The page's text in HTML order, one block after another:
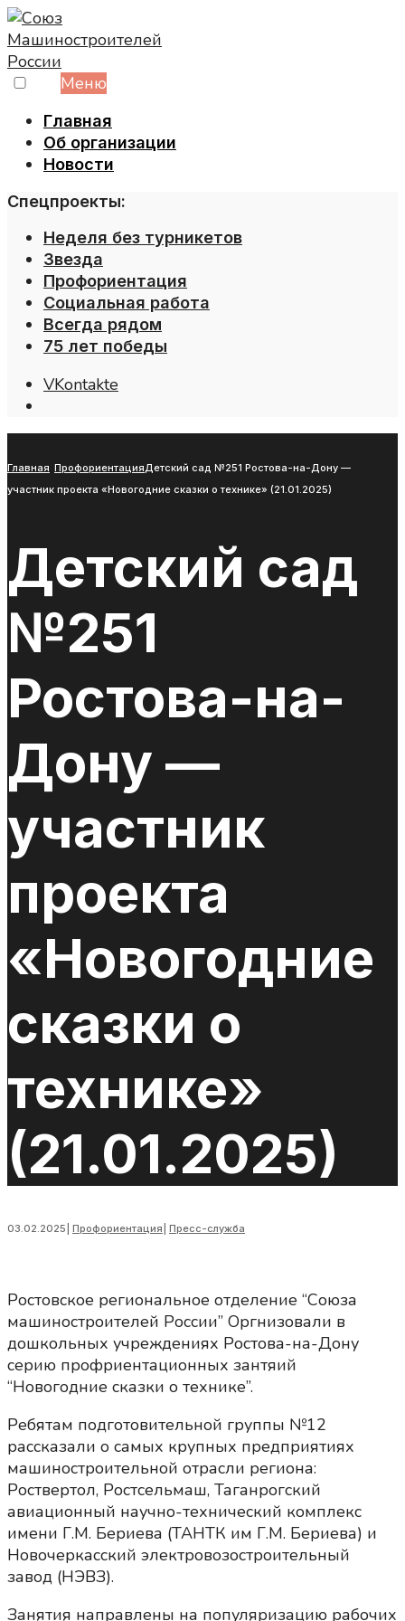
Skip
to
content
Меню
Главная
Об организации
Новости
Спецпроекты:
Неделя без турникетов
Звезда
Профориентация
Социальная работа
Всегда рядом
75 лет победы
VKontakte
Главная ПрофориентацияДетский сад №251 Ростова-на-Дону —
участник проекта «Новогодние сказки о технике» (21.01.2025)
Детский сад
№251
Ростова-на-
Дону —
участник
проекта
«Новогодние
сказки о
технике»
(21.01.2025)
03.02.2025 Профориентация Пресс-служба
Ростовское региональное отделение “Союза
машиностроителей России” Оргнизовали в
дошкольных учреждениях Ростова-на-Дону
серию профриентационных зантяий
“Новогодние сказки о технике”.
Ребятам подготовительной группы №12
рассказали о самых крупных предприятиях
машиностроительной отрасли региона:
Роствертол, Ростсельмаш, Таганрогский
авиационный научно-технический комплекс
имени Г.М. Бериева (ТАНТК им Г.М. Бериева) и
Новочеркасский электровозостроительный
завод (НЭВЗ).
Занятия направлены на популяризацию рабочих